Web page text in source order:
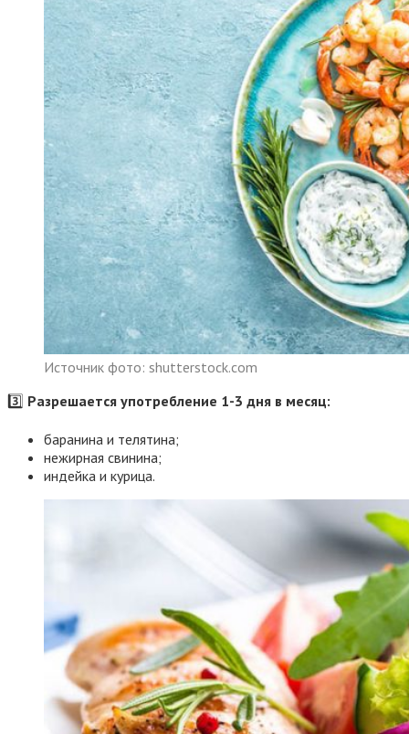
Источник фото: shutterstock.com
3️⃣ Разрешается употребление 1-3 дня в месяц:
баранина и телятина;
нежирная свинина;
индейка и курица.